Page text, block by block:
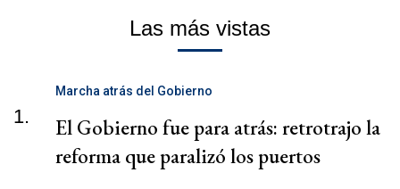
Las más vistas
1.
Marcha atrás del Gobierno
El Gobierno fue para atrás: retrotrajo la
reforma que paralizó los puertos